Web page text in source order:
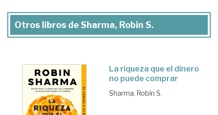
Otros libros de Sharma, Robin S.
La riqueza que el dinero
no puede comprar
Sharma, Robin S.